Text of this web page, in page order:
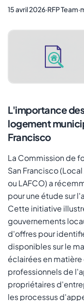
15 avril 2026·RFP Team·
L'importance
logement
Francisco
La Commission de
San Francisco
ou LAFCO) a
pour une étude sur
Cette initiative
gouvernements
d'offres pour
disponibles sur le
éclairées en
professionnels de
propriétaires
les processus